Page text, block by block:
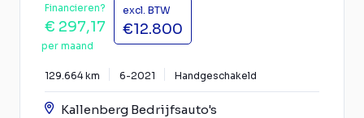
Financieren?
€ 297,17
per maand
excl. BTW
€12.800
129.664 km 6-2021 Handgeschakeld
Kallenberg Bedrijfsauto's